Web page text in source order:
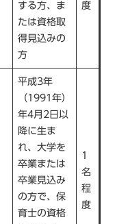
する方、ま
たは資格取
得見込みの
方
度
平成3年
（1991年）
年4月2日以
降に生ま
れ、大学を
卒業または
卒業見込み
の方で、保
育士の資格
1
名
程
度